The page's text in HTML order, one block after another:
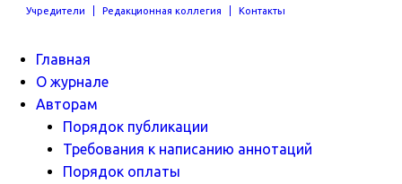
Учредители Редакционная коллегия Контакты
Главная
О журнале
Авторам
Порядок публикации
Требования к написанию аннотаций
Порядок оплаты